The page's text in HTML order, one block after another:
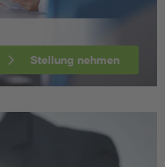
Stellung nehmen